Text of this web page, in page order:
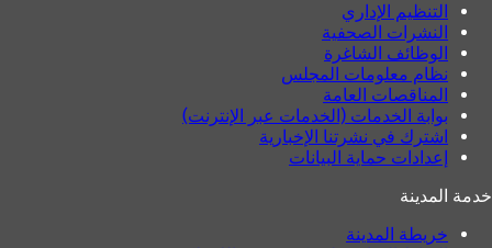
التنظيم الإداري
النشرات الصحفية
الوظائف الشاغرة
نظام معلومات المجلس
المناقصات العامة
بوابة الخدمات (الخدمات عبر الإنترنت)
اشترك في نشرتنا الإخبارية
إعدادات حماية البيانات
خدمة المدينة
خريطة المدينة